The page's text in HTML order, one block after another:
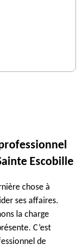
Escobille
chose à
ses affaires.
la charge
C’est
de